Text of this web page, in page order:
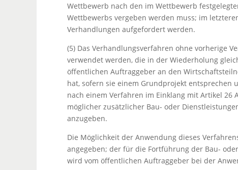
Wettbewerb nach den im Wettbewerb
Wettbewerbs vergeben werden muss; im
Verhandlungen aufgefordert werden.
(5) Das Verhandlungsverfahren ohne vorherige
verwendet werden, die in der Wiederholung
öffentlichen Auftraggeber an den
hat, sofern sie einem Grundprojekt entsprechen
nach einem Verfahren im Einklang mit Artikel
möglicher zusätzlicher Bau- oder
anzugeben.
Die Möglichkeit der Anwendung dieses
angegeben; der für die Fortführung der Bau-
wird vom öffentlichen Auftraggeber bei der